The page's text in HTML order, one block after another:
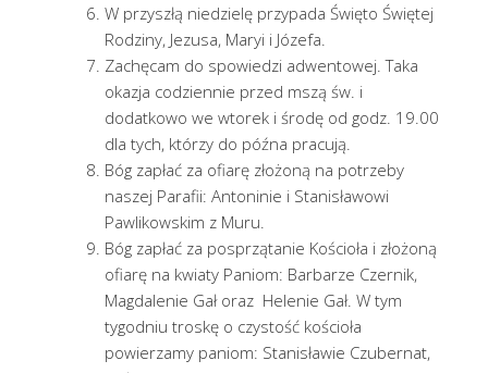
W przyszłą niedzielę przypada Święto Świętej
Rodziny, Jezusa, Maryi i Józefa.
Zachęcam do spowiedzi adwentowej. Taka
okazja codziennie przed mszą św. i
dodatkowo we wtorek i środę od godz. 19.00
dla tych, którzy do późna pracują.
Bóg zapłać za ofiarę złożoną na potrzeby
naszej Parafii: Antoninie i Stanisławowi
Pawlikowskim z Muru.
Bóg zapłać za posprzątanie Kościoła i złożoną
ofiarę na kwiaty Paniom: Barbarze Czernik,
Magdalenie Gał oraz Helenie Gał. W tym
tygodniu troskę o czystość kościoła
powierzamy paniom: Stanisławie Czubernat,